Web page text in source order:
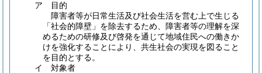
ア
目的
障害者等が日常生活及び社会生活を営む上で生じる
「社会的障壁」を除去するため、障害者等の理解を深
めるための研修及び啓発を通じて地域住民への働きか
けを強化することにより、共生社会の実現を図ること
を目的とする。
イ
対象者